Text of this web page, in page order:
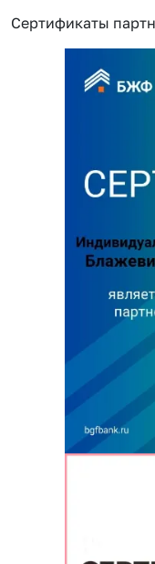
Сертификаты